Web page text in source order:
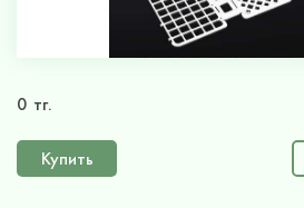
0 тг.
Купить